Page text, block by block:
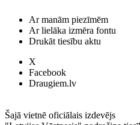
Ar manām piezīmēm
Ar lielāka izmēra fontu
Drukāt tiesību aktu
X
Facebook
Draugiem.lv
Šajā vietnē oficiālais izdevējs